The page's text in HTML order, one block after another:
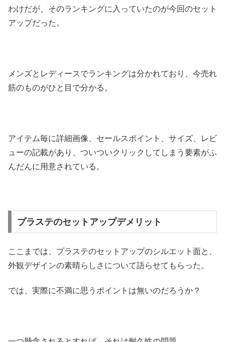
わけだが、そのランキングに入っていたのが今回のセット
アップだった。
メンズとレディースでランキングは分かれており、今売れ
筋のものがひと目で分かる。
アイテム毎に詳細画像、セールスポイント、サイズ、レビ
ューの記載があり、ついついクリックしてしまう要素がふ
んだんに用意されている。
プラステのセットアップデメリット
ここまでは、プラステのセットアップのシルエット面と、
外観デザインの素晴らしさについて語らせてもらった。
では、実際に不満に思うポイントは無いのだろうか？